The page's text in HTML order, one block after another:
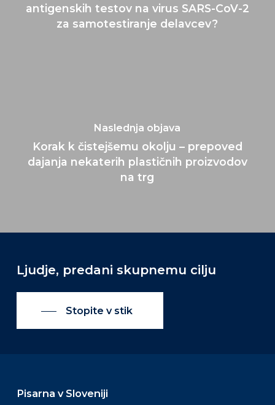
antigenskih testov na virus SARS-CoV-2
za samotestiranje delavcev?
Naslednja objava
Korak k čistejšemu okolju – prepoved
dajanja nekaterih plastičnih proizvodov
na trg
Ljudje, predani skupnemu cilju
Stopite v stik
Pisarna v Sloveniji